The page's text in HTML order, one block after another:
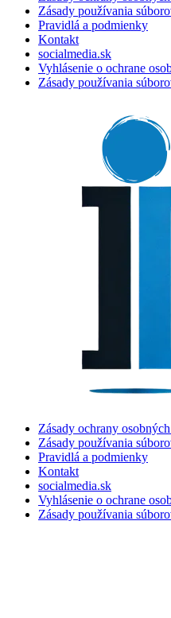
Zásady používania
Pravidlá a podmienky
Kontakt
socialmedia.sk
Vyhlásenie o ochrane
Zásady používania
Zásady ochrany
Zásady používania
Pravidlá a podmienky
Kontakt
socialmedia.sk
Vyhlásenie o ochrane
Zásady používania